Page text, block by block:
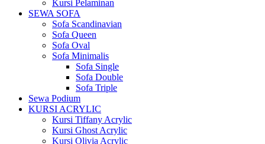
Kursi Pelaminan
SEWA SOFA
Sofa Scandinavian
Sofa Queen
Sofa Oval
Sofa Minimalis
Sofa Single
Sofa Double
Sofa Triple
Sewa Podium
KURSI ACRYLIC
Kursi Tiffany Acrylic
Kursi Ghost Acrylic
Kursi Olivia Acrylic